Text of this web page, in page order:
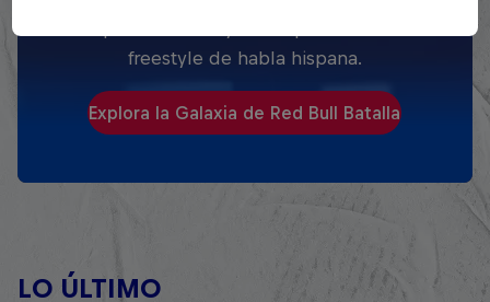
freestyle de habla hispana.
Explora la Galaxia de Red Bull Batalla
LO ÚLTIMO